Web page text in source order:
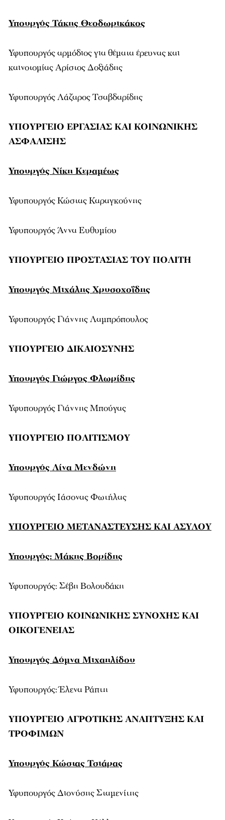
Υπουργός Τάκης Θεοδωρικάκος
Υφυπουργός αρμόδιος για θέματα έρευνας και
καινοτομίας Αρίστος Δοξιάδης
Υφυπουργός Λάζαρος Τσαβδαρίδης
ΥΠΟΥΡΓΕΙΟ ΕΡΓΑΣΙΑΣ ΚΑΙ ΚΟΙΝΩΝΙΚΗΣ
ΑΣΦΑΛΙΣΗΣ
Υπουργός Νίκη Κεραμέως
Υφυπουργός Κώστας Καραγκούνης
Υφυπουργός Άννα Ευθυμίου
ΥΠΟΥΡΓΕΙΟ ΠΡΟΣΤΑΣΙΑΣ ΤΟΥ ΠΟΛΙΤΗ
Υπουργός Μιχάλης Χρυσοχοΐδης
Υφυπουργός Γιάννης Λαμπρόπουλος
ΥΠΟΥΡΓΕΙΟ ΔΙΚΑΙΟΣΥΝΗΣ
Υπουργός Γιώργος Φλωρίδης
Υφυπουργός Γιάννης Μπούγας
ΥΠΟΥΡΓΕΙΟ ΠΟΛΙΤΙΣΜΟΥ
Υπουργός Λίνα Μενδώνη
Υφυπουργός Ιάσονας Φωτήλας
ΥΠΟΥΡΓΕΙΟ ΜΕΤΑΝΑΣΤΕΥΣΗΣ ΚΑΙ ΑΣΥΛΟΥ
Υπουργός: Μάκης Βορίδης
Υφυπουργός: Σέβη Βολουδάκη
ΥΠΟΥΡΓΕΙΟ ΚΟΙΝΩΝΙΚΗΣ ΣΥΝΟΧΗΣ ΚΑΙ
ΟΙΚΟΓΕΝΕΙΑΣ
Υπουργός Δόμνα Μιχαηλίδου
Υφυπουργός: Έλενα Ράπτη
ΥΠΟΥΡΓΕΙΟ ΑΓΡΟΤΙΚΗΣ ΑΝΑΠΤΥΞΗΣ ΚΑΙ
ΤΡΟΦΙΜΩΝ
Υπουργός Κώστας Τσιάρας
Υφυπουργός Διονύσης Σταμενίτης